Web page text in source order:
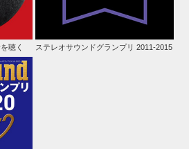
聴く ステレオサウンドグランプリ 2011-2015